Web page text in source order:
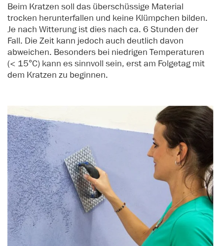
Beim Kratzen soll das überschüssige Material
trocken herunterfallen und keine Klümpchen bilden.
Je nach Witterung ist dies nach ca. 6 Stunden der
Fall. Die Zeit kann jedoch auch deutlich davon
abweichen. Besonders bei niedrigen Temperaturen
(< 15°C) kann es sinnvoll sein, erst am Folgetag mit
dem Kratzen zu beginnen.